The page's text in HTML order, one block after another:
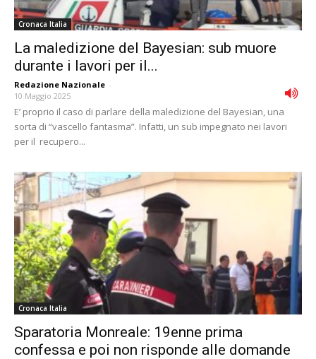
Cronaca Italia
La maledizione del Bayesian: sub muore
durante i lavori per il...
Redazione Nazionale -
10 Maggio 2025
E’ proprio il caso di parlare della maledizione del Bayesian, una
sorta di “vascello fantasma”. Infatti, un sub impegnato nei lavori
per il recupero...
Cronaca Italia
Sparatoria Monreale: 19enne prima
confessa e poi non risponde alle domande